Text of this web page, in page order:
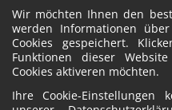
Wir möchten Ihnen den
werden Informationen
Cookies gespeichert.
Funktionen dieser
Cookies aktiveren möchten.
Ihre Cookie-